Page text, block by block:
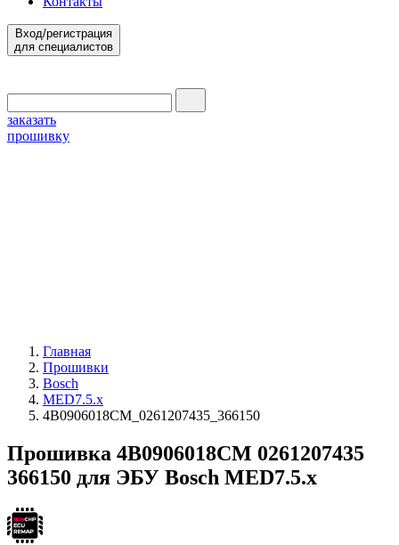
Вход/регистрация
для специалистов
заказать
прошивку
Главная
Прошивки
Bosch
MED7.5.x
4B0906018CM_0261207435_366150
Прошивка 4B0906018CM 0261207435
366150 для ЭБУ Bosch MED7.5.x